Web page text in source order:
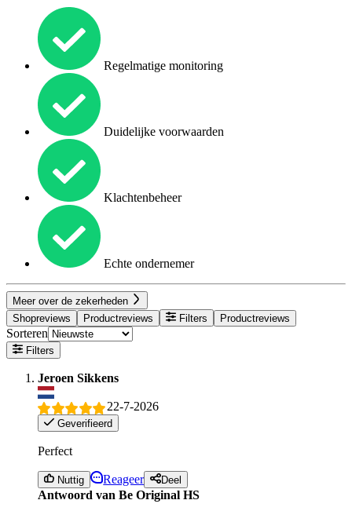
Regelmatige monitoring
Duidelijke voorwaarden
Klachtenbeheer
Echte ondernemer
Meer over de zekerheden
Shopreviews
Productreviews Filters Productreviews
Sorteren
Filters
Jeroen Sikkens
22-7-2026
Geverifieerd
Perfect
Nuttig Reageer Deel
Antwoord van Be Original HS